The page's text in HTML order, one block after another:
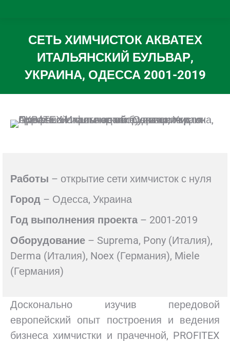
СЕТЬ ХИМЧИСТОК АКВАТЕХ
ИТАЛЬЯНСКИЙ БУЛЬВАР,
УКРАИНА, ОДЕССА 2001-2019
Вы здесь:
Работы – открытие сети химчисток с нуля
Город – Одесса, Украина
Год выполнения проекта – 2001-2019
Оборудование – Suprema, Pony (Италия),
Derma (Италия), Noex (Германия), Miele
(Германия)
Досконально изучив передовой
европейский опыт построения и ведения
бизнеса химчистки и прачечной, PROFITEX